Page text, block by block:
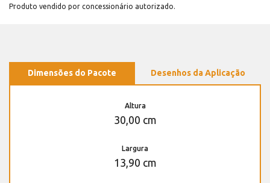
Produto vendido por concessionário autorizado.
Dimensões do Pacote Desenhos da Aplicação
Altura
30,00 cm
Largura
13,90 cm